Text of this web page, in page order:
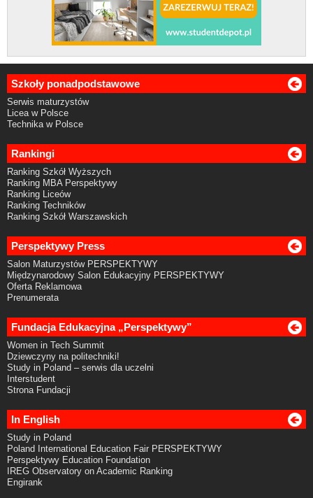
Szkoły ponadpodstawowe
Serwis maturzystów
Licea w Polsce
Technika w Polsce
Rankingi
Ranking Szkół Wyższych
Ranking MBA Perspektywy
Ranking Liceów
Ranking Techników
Ranking Szkół Warszawskich
Perspektywy Press
Salon Maturzystów PERSPEKTYWY
Międzynarodowy Salon Edukacyjny PERSPEKTYWY
Oferta Reklamowa
Prenumerata
Fundacja Edukacyjna „Perspektywy”
Women in Tech Summit
Dziewczyny na politechniki!
Study in Poland – serwis dla uczelni
Interstudent
Strona Fundacji
In English
Study in Poland
Poland International Education Fair PERSPEKTYWY
Perspektywy Education Foundation
IREG Observatory on Academic Ranking
Engirank